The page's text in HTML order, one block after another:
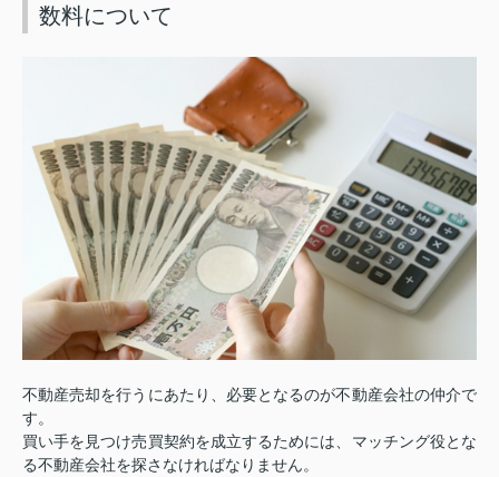
数料について
不動産売却を行うにあたり、必要となるのが不動産会社の仲介で
す。
買い手を見つけ売買契約を成立するためには、マッチング役とな
る不動産会社を探さなければなりません。